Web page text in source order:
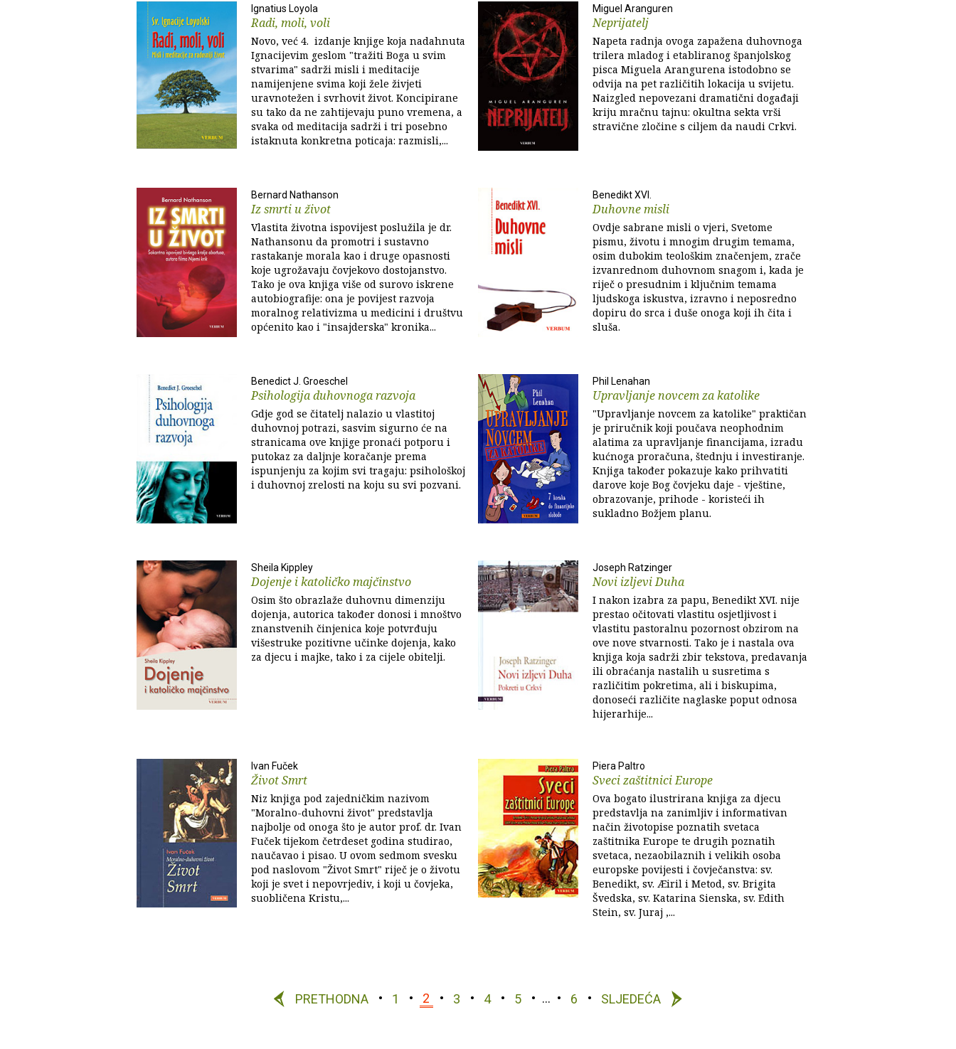
Ignatius Loyola
Radi, moli, voli
Novo, već 4. izdanje knjige koja nadahnuta
Ignacijevim geslom "tražiti Boga u svim
stvarima" sadrži misli i meditacije
namijenjene svima koji žele živjeti
uravnotežen i svrhovit život. Koncipirane
su tako da ne zahtijevaju puno vremena, a
svaka od meditacija sadrži i tri posebno
istaknuta konkretna poticaja: razmisli,...
Miguel Aranguren
Neprijatelj
Napeta radnja ovoga zapažena duhovnoga
trilera mladog i etabliranog španjolskog
pisca Miguela Arangurena istodobno se
odvija na pet različitih lokacija u svijetu.
Naizgled nepovezani dramatični događaji
kriju mračnu tajnu: okultna sekta vrši
stravične zločine s ciljem da naudi Crkvi.
Bernard Nathanson
Iz smrti u život
Vlastita životna ispovijest poslužila je dr.
Nathansonu da promotri i sustavno
rastakanje morala kao i druge opasnosti
koje ugrožavaju čovjekovo dostojanstvo.
Tako je ova knjiga više od surovo iskrene
autobiografije: ona je povijest razvoja
moralnog relativizma u medicini i društvu
općenito kao i "insajderska" kronika...
Benedikt XVI.
Duhovne misli
Ovdje sabrane misli o vjeri, Svetome
pismu, životu i mnogim drugim temama,
osim dubokim teološkim značenjem, zrače
izvanrednom duhovnom snagom i, kada je
riječ o presudnim i ključnim temama
ljudskoga iskustva, izravno i neposredno
dopiru do srca i duše onoga koji ih čita i
sluša.
Benedict J. Groeschel
Psihologija duhovnoga razvoja
Gdje god se čitatelj nalazio u vlastitoj
duhovnoj potrazi, sasvim sigurno će na
stranicama ove knjige pronaći potporu i
putokaz za daljnje koračanje prema
ispunjenju za kojim svi tragaju: psihološkoj
i duhovnoj zrelosti na koju su svi pozvani.
Phil Lenahan
Upravljanje novcem za katolike
"Upravljanje novcem za katolike" praktičan
je priručnik koji poučava neophodnim
alatima za upravljanje financijama, izradu
kućnoga proračuna, štednju i investiranje.
Knjiga također pokazuje kako prihvatiti
darove koje Bog čovjeku daje - vještine,
obrazovanje, prihode - koristeći ih
sukladno Božjem planu.
Sheila Kippley
Dojenje i katoličko majčinstvo
Osim što obrazlaže duhovnu dimenziju
dojenja, autorica također donosi i mnoštvo
znanstvenih činjenica koje potvrđuju
višestruke pozitivne učinke dojenja, kako
za djecu i majke, tako i za cijele obitelji.
Joseph Ratzinger
Novi izljevi Duha
I nakon izabra za papu, Benedikt XVI. nije
prestao očitovati vlastitu osjetljivost i
vlastitu pastoralnu pozornost obzirom na
ove nove stvarnosti. Tako je i nastala ova
knjiga koja sadrži zbir tekstova, predavanja
ili obraćanja nastalih u susretima s
različitim pokretima, ali i biskupima,
donoseći različite naglaske poput odnosa
hijerarhije...
Ivan Fuček
Život Smrt
Niz knjiga pod zajedničkim nazivom
"Moralno-duhovni život" predstavlja
najbolje od onoga što je autor prof. dr. Ivan
Fuček tijekom četrdeset godina studirao,
naučavao i pisao. U ovom sedmom svesku
pod naslovom "Život Smrt" riječ je o životu
koji je svet i nepovrjediv, i koji u čovjeka,
suobličena Kristu,...
Piera Paltro
Sveci zaštitnici Europe
Ova bogato ilustrirana knjiga za djecu
predstavlja na zanimljiv i informativan
način životopise poznatih svetaca
zaštitnika Europe te drugih poznatih
svetaca, nezaobilaznih i velikih osoba
europske povijesti i čovječanstva: sv.
Benedikt, sv. Æiril i Metod, sv. Brigita
Švedska, sv. Katarina Sienska, sv. Edith
Stein, sv. Juraj ,...
PRETHODNA 1 2 3 4 5 … 6 SLJEDEĆA